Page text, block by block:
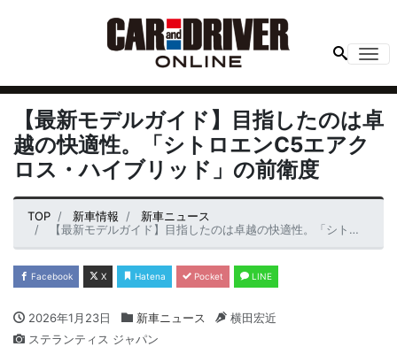
【最新モデルガイド】目指したのは卓
越の快適性。「シトロエンC5エアク
ロス・ハイブリッド」の前衛度
TOP 新車情報
新車ニュース
【最新モデルガイド】目指したのは卓越の快適性。「シトロエンC5エアクロス・ハイブリッド」の前衛度
Facebook X Hatena Pocket LINE
2026年1月23日 新車ニュース
横田宏近
ステランティス ジャパン